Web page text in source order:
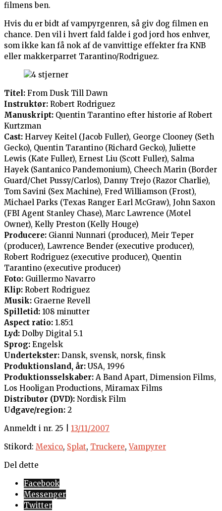
filmens ben.
Hvis du er bidt af vampyrgenren, så giv dog filmen en
chance. Den vil i hvert fald falde i god jord hos enhver,
som ikke kan få nok af de vanvittige effekter fra KNB
eller makkerparret Tarantino/Rodriguez.
Titel: From Dusk Till Dawn
Instruktør: Robert Rodriguez
Manuskript: Quentin Tarantino efter historie af Robert
Kurtzman
Cast: Harvey Keitel (Jacob Fuller), George Clooney (Seth
Gecko), Quentin Tarantino (Richard Gecko), Juliette
Lewis (Kate Fuller), Ernest Liu (Scott Fuller), Salma
Hayek (Santanico Pandemonium), Cheech Marin (Border
Guard/Chet Pussy/Carlos), Danny Trejo (Razor Charlie),
Tom Savini (Sex Machine), Fred Williamson (Frost),
Michael Parks (Texas Ranger Earl McGraw), John Saxon
(FBI Agent Stanley Chase), Marc Lawrence (Motel
Owner), Kelly Preston (Kelly Houge)
Producere: Gianni Nunnari (producer), Meir Teper
(producer), Lawrence Bender (executive producer),
Robert Rodriguez (executive producer), Quentin
Tarantino (executive producer)
Foto: Guillermo Navarro
Klip: Robert Rodriguez
Musik: Graerne Revell
Spilletid: 108 minutter
Aspect ratio: 1.85:1
Lyd: Dolby Digital 5.1
Sprog: Engelsk
Undertekster: Dansk, svensk, norsk, finsk
Produktionsland, år: USA, 1996
Produktionsselskaber: A Band Apart, Dimension Films,
Los Hooligan Productions, Miramax Films
Distributør (DVD): Nordisk Film
Udgave/region: 2
Anmeldt i nr. 25 | 13/11/2007
Stikord: Mexico, Splat, Truckere,Vampyrer
Del dette
Facebook
Messenger
Twitter